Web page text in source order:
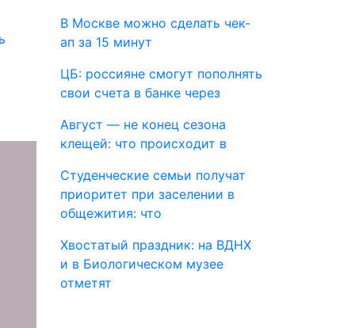
В Москве можно сделать чек-
ап за 15 минут
ЦБ: россияне смогут пополнять
свои счета в банке через
Август — не конец сезона
клещей: что происходит в
Студенческие семьи получат
приоритет при заселении в
общежития: что
Хвостатый праздник: на ВДНХ
и в Биологическом музее
отметят